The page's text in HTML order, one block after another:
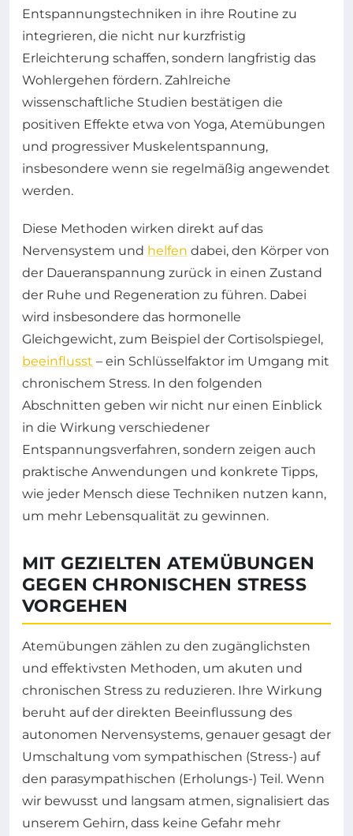
Entspannungstechniken in ihre Routine zu
integrieren, die nicht nur kurzfristig
Erleichterung schaffen, sondern langfristig das
Wohlergehen fördern. Zahlreiche
wissenschaftliche Studien bestätigen die
positiven Effekte etwa von Yoga, Atemübungen
und progressiver Muskelentspannung,
insbesondere wenn sie regelmäßig angewendet
werden.
Diese Methoden wirken direkt auf das
Nervensystem und helfen dabei, den Körper von
der Daueranspannung zurück in einen Zustand
der Ruhe und Regeneration zu führen. Dabei
wird insbesondere das hormonelle
Gleichgewicht, zum Beispiel der Cortisolspiegel,
beeinflusst – ein Schlüsselfaktor im Umgang mit
chronischem Stress. In den folgenden
Abschnitten geben wir nicht nur einen Einblick
in die Wirkung verschiedener
Entspannungsverfahren, sondern zeigen auch
praktische Anwendungen und konkrete Tipps,
wie jeder Mensch diese Techniken nutzen kann,
um mehr Lebensqualität zu gewinnen.
MIT GEZIELTEN ATEMÜBUNGEN
GEGEN CHRONISCHEN STRESS
VORGEHEN
Atemübungen zählen zu den zugänglichsten
und effektivsten Methoden, um akuten und
chronischen Stress zu reduzieren. Ihre Wirkung
beruht auf der direkten Beeinflussung des
autonomen Nervensystems, genauer gesagt der
Umschaltung vom sympathischen (Stress-) auf
den parasympathischen (Erholungs-) Teil. Wenn
wir bewusst und langsam atmen, signalisiert das
unserem Gehirn, dass keine Gefahr mehr